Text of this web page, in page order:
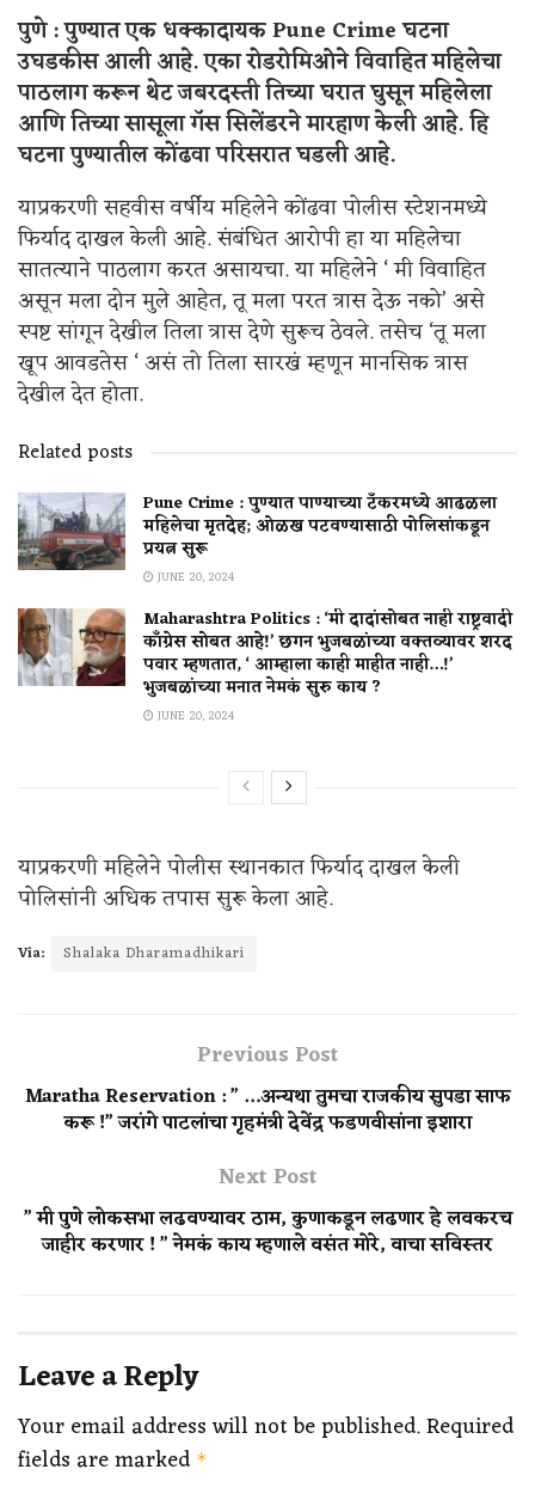
पुणे : पुण्यात एक धक्कादायक Pune Crimeघटना
उघडकीस आली आहे. एका रोडरोमिओने विवाहित महिलेचा
पाठलाग करून थेट जबरदस्ती तिच्या घरात घुसून महिलेला
आणि तिच्या सासूला गॅस सिलेंडरने मारहाण केली आहे. हि
घटना पुण्यातील कोंढवा परिसरात घडली आहे.
याप्रकरणी सहवीस वर्षीय महिलेने कोंढवा पोलीस स्टेशनमध्ये
फिर्याद दाखल केली आहे. संबंधित आरोपी हा या महिलेचा
सातत्याने पाठलाग करत असायचा. या महिलेने ‘ मी विवाहित
असून मला दोन मुले आहेत, तू मला परत त्रास देऊ नको’ असे
स्पष्ट सांगून देखील तिला त्रास देणे सुरूच ठेवले. तसेच ‘तू मला
खूप आवडतेस ‘ असं तो तिला सारखं म्हणून मानसिक त्रास
देखील देत होता.
Related posts
Pune Crime : पुण्यात पाण्याच्या टँकरमध्ये आढळला
महिलेचा मृतदेह; ओळख पटवण्यासाठी पोलिसांकडून
प्रयत्न सुरू
JUNE 20, 2024
Maharashtra Politics : ‘मी दादांसोबत नाही राष्ट्रवादी
काँग्रेस सोबत आहे!’ छगन भुजबळांच्या वक्तव्यावर शरद
पवार म्हणतात, ‘ आम्हाला काही माहीत नाही…!’
भुजबळांच्या मनात नेमकं सुरु काय ?
JUNE 20, 2024
याप्रकरणी महिलेने पोलीस स्थानकात फिर्याद दाखल केली
पोलिसांनी अधिक तपास सुरू केला आहे.
Via: Shalaka Dharamadhikari
Previous Post
Maratha Reservation : ” …अन्यथा तुमचा राजकीय सुपडा साफ
करू !” जरांगे पाटलांचा गृहमंत्री देवेंद्र फडणवीसांना इशारा
Next Post
” मी पुणे लोकसभा लढवण्यावर ठाम, कुणाकडून लढणार हे लवकरच
जाहीर करणार ! ” नेमकं काय म्हणाले वसंत मोरे, वाचा सविस्तर
Leave a Reply
Your email address will not be published.Required
fields are marked *